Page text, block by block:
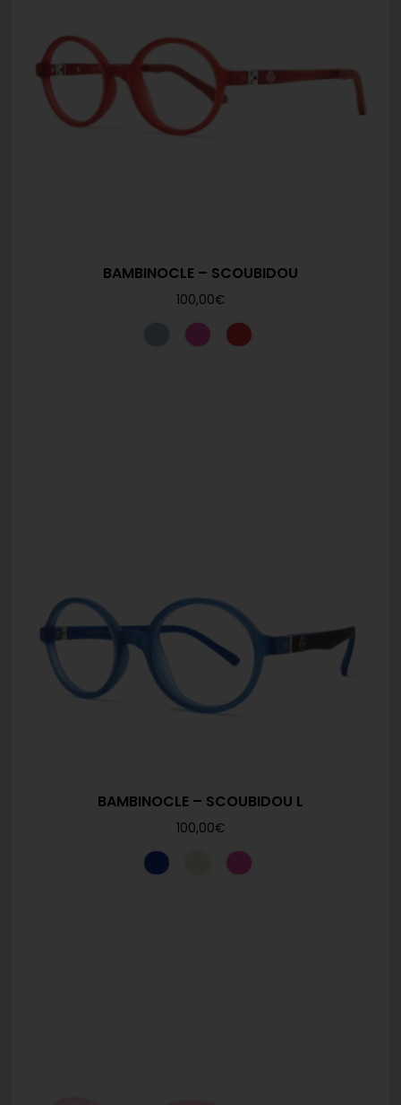
BAMBINOCLE – SCOUBIDOU
100,00€
BAMBINOCLE – SCOUBIDOU L
100,00€